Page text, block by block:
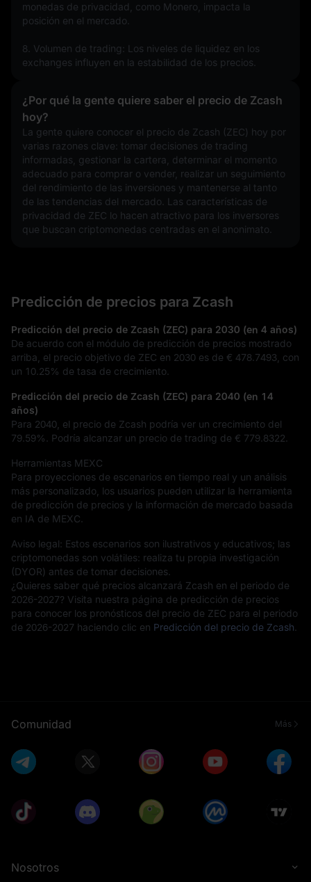
monedas de privacidad, como Monero, impacta la
posición en el mercado.
8. Volumen de trading: Los niveles de liquidez en los
exchanges influyen en la estabilidad de los precios.
¿Por qué la gente quiere saber el precio de Zcash
hoy?
La gente quiere conocer el precio de Zcash (ZEC) hoy por
varias razones clave: tomar decisiones de trading
informadas, gestionar la cartera, determinar el momento
adecuado para comprar o vender, realizar un seguimiento
del rendimiento de las inversiones y mantenerse al tanto
de las tendencias del mercado. Las características de
privacidad de ZEC lo hacen atractivo para los inversores
que buscan criptomonedas centradas en el anonimato.
Predicción de precios para Zcash
Predicción del precio de Zcash (ZEC) para 2030 (en 4 años)
De acuerdo con el módulo de predicción de precios mostrado
arriba, el precio objetivo de ZEC en 2030 es de € 478.7493 , con
un 10.25% de tasa de crecimiento.
Predicción del precio de Zcash (ZEC) para 2040 (en 14
años)
Para 2040, el precio de Zcash podría ver un crecimiento del
79.59%
. Podría alcanzar un precio de trading de € 779.8322
Herramientas MEXC
Para proyecciones de escenarios en tiempo real y un análisis
más personalizado, los usuarios pueden utilizar la herramienta
de predicción de precios y la información de mercado basada
en IA de MEXC.
Aviso legal: Estos escenarios son ilustrativos y educativos; las
criptomonedas son volátiles: realiza tu propia investigación
(DYOR) antes de tomar decisiones.
¿Quieres saber qué precios alcanzará Zcash en el periodo de
2026-2027? Visita nuestra página de predicción de precios
para conocer los pronósticos del precio de ZEC para el periodo
de 2026-2027 haciendo clic en Predicción del precio de Zcash
Comunidad Más
Nosotros